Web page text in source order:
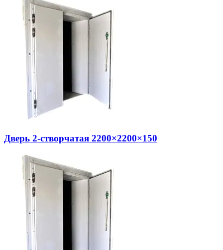
Дверь 2-створчатая 2200×2200×150